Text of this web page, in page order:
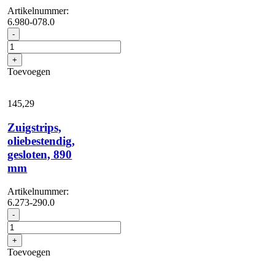
Artikelnummer:
6.980-078.0
- Holder
handhold
grey
aantal
+
Toevoegen
145,29
Zuigstrips,
oliebestendig,
gesloten, 890
mm
Artikelnummer:
6.273-290.0
- Zuigstrips,
oliebestendig,
gesloten,
890
mm
+
Toevoegen